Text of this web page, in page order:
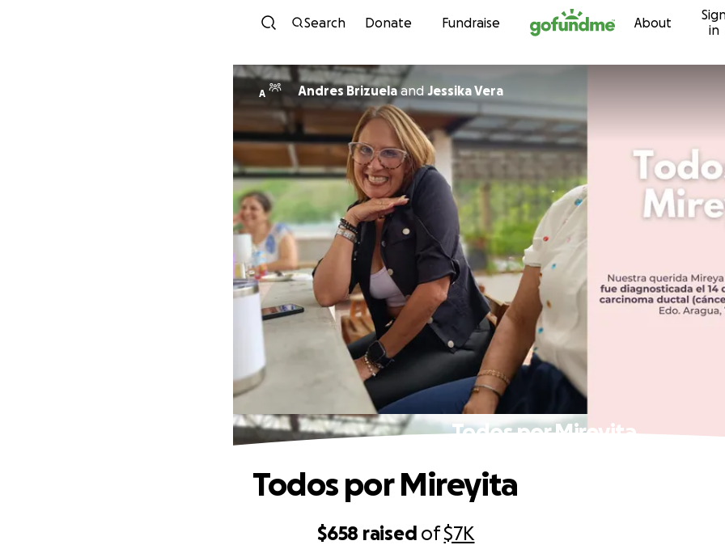
Skip to content
Search Donate Fundraise About
in
A Andres Brizuelaand Jessika Vera
Todos por Mireyita
$658 raised of$7K
Todos por Mireyita